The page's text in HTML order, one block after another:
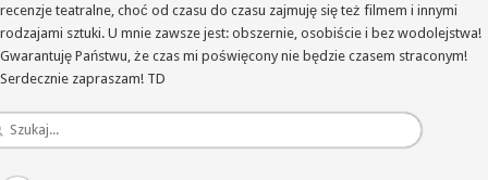
recenzje teatralne, choć od czasu do czasu zajmuję się też filmem i innymi
rodzajami sztuki. U mnie zawsze jest: obszernie, osobiście i bez wodolejstwa!
Gwarantuję Państwu, że czas mi poświęcony nie będzie czasem straconym!
Serdecznie zapraszam! TD